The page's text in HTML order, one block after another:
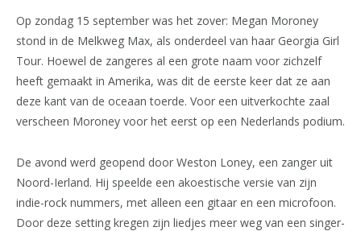
Op zondag 15 september was het zover: Megan Moroney
stond in de Melkweg Max, als onderdeel van haar Georgia Girl
Tour. Hoewel de zangeres al een grote naam voor zichzelf
heeft gemaakt in Amerika, was dit de eerste keer dat ze aan
deze kant van de oceaan toerde. Voor een uitverkochte zaal
verscheen Moroney voor het eerst op een Nederlands podium.
De avond werd geopend door Weston Loney, een zanger uit
Noord-Ierland. Hij speelde een akoestische versie van zijn
indie-rock nummers, met alleen een gitaar en een microfoon.
Door deze setting kregen zijn liedjes meer weg van een singer-